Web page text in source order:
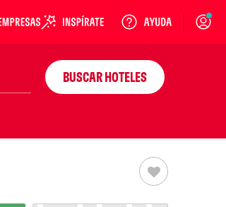
Login
BUSCAR HOTELES